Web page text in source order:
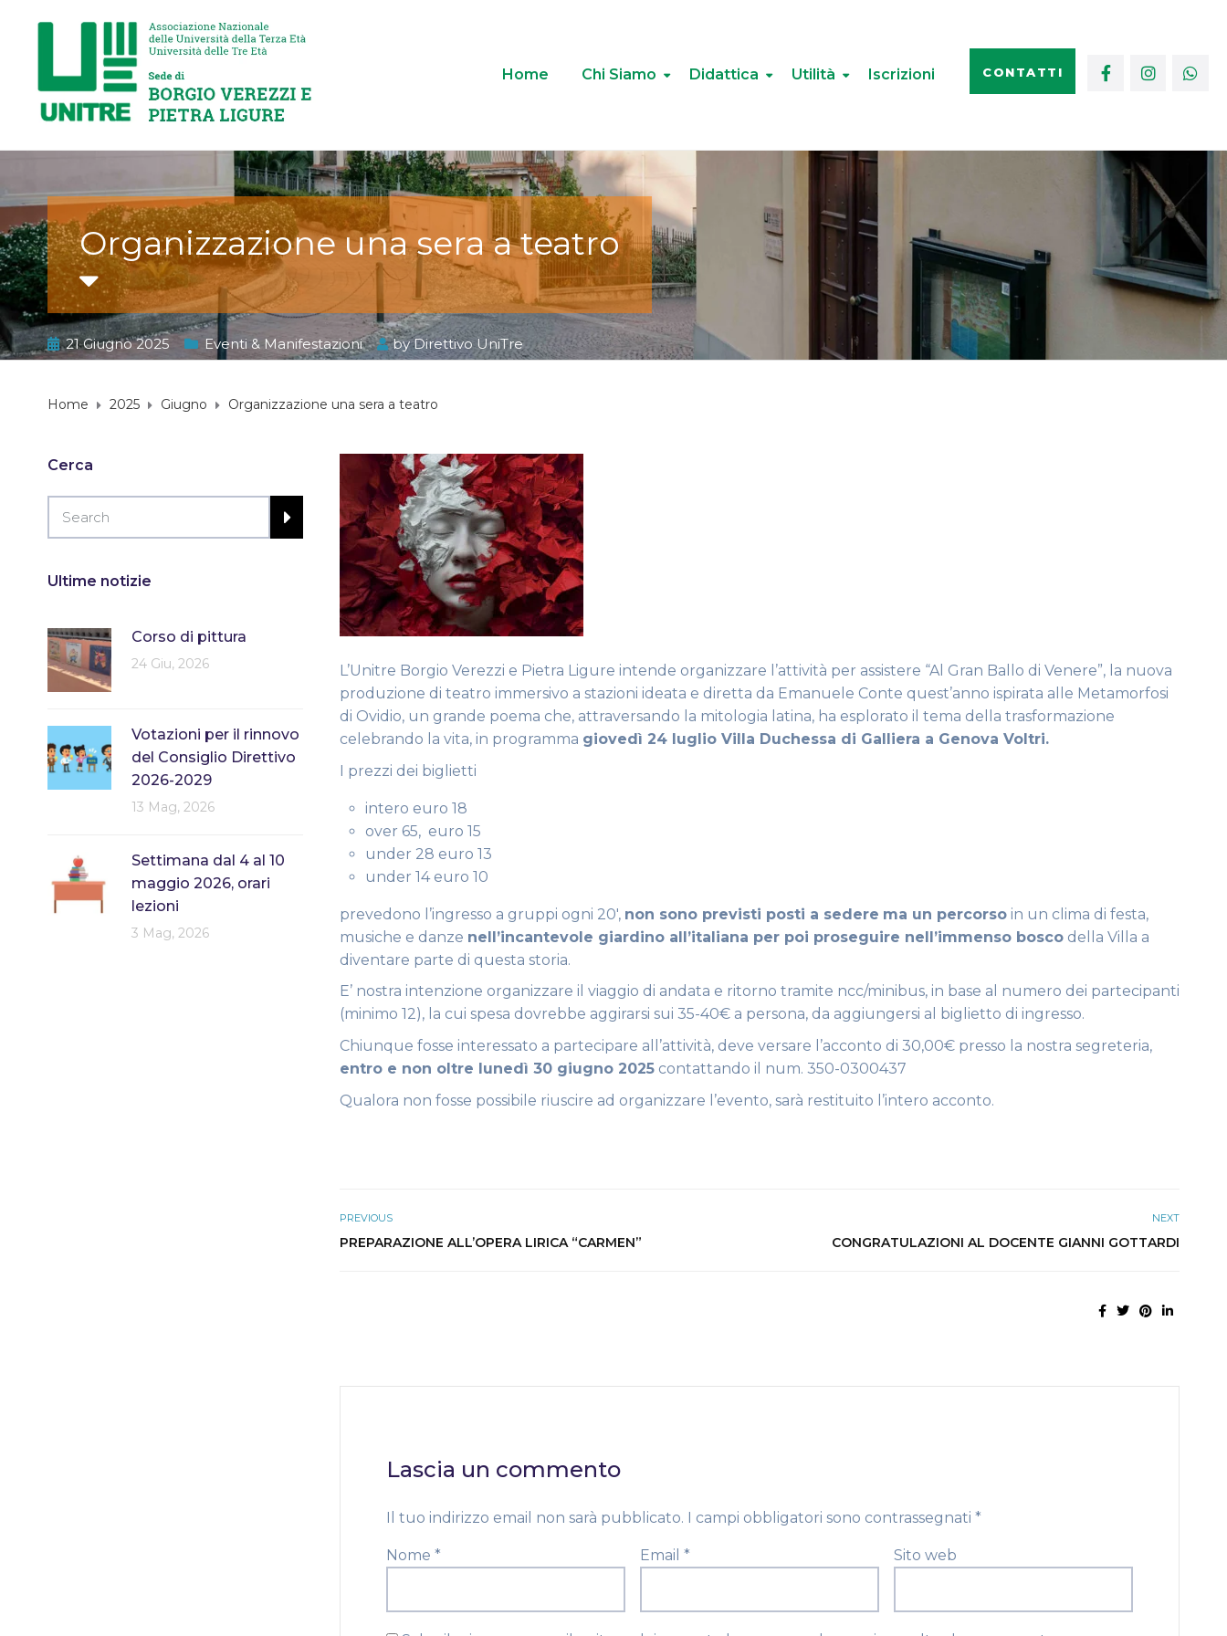
Home Chi Siamo Didattica Utilità Iscrizioni CONTATTI
Organizzazione una sera a teatro
21 Giugno 2025 Eventi & Manifestazioni byDirettivo UniTre
Home 2025 Giugno Organizzazione una sera a teatro
Cerca
Ultime notizie
Corso di pittura
24 Giu, 2026
Votazioni per il rinnovo
del Consiglio Direttivo
2026-2029
13 Mag, 2026
Settimana dal 4 al 10
maggio 2026, orari
lezioni
3 Mag, 2026
L’Unitre Borgio Verezzi e Pietra Ligure intende organizzare l’attività per assistere “Al Gran Ballo di Venere”, la nuova
produzione di teatro immersivo a stazioni ideata e diretta da Emanuele Conte quest’anno ispirata alle Metamorfosi
di Ovidio, un grande poema che, attraversando la mitologia latina, ha esplorato il tema della trasformazione
celebrando la vita, in programma giovedì 24 luglio Villa Duchessa di Galliera a Genova Voltri.
I prezzi dei biglietti
intero euro 18
over 65, euro 15
under 28 euro 13
under 14 euro 10
prevedono l’ingresso a gruppi ogni 20′, non sono previsti posti a sedere ma un percorso in un clima di festa,
musiche e danze nell’incantevole giardino all’italiana per poi proseguire nell’immenso bosco della Villa a
diventare parte di questa storia.
E’ nostra intenzione organizzare il viaggio di andata e ritorno tramite ncc/minibus, in base al numero dei partecipanti
(minimo 12), la cui spesa dovrebbe aggirarsi sui 35-40€ a persona, da aggiungersi al biglietto di ingresso.
Chiunque fosse interessato a partecipare all’attività, deve versare l’acconto di 30,00€ presso la nostra segreteria,
entro e non oltre lunedì 30 giugno 2025 contattando il num. 350-0300437
Qualora non fosse possibile riuscire ad organizzare l’evento, sarà restituito l’intero acconto.
PREVIOUS
PREPARAZIONE ALL’OPERA LIRICA “CARMEN”
NEXT
CONGRATULAZIONI AL DOCENTE GIANNI GOTTARDI
Lascia un commento
Il tuo indirizzo email non sarà pubblicato. I campi obbligatori sono contrassegnati *
Nome * Email * Sito web